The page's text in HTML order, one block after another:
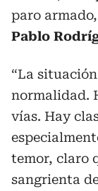
paro
Pablo
“La
normalidad.
vías. Hay
temor, claro
sangrienta